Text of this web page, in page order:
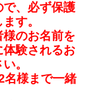
、必ず保護
す。
のお名前を
体験されるお
。
名様まで一緒